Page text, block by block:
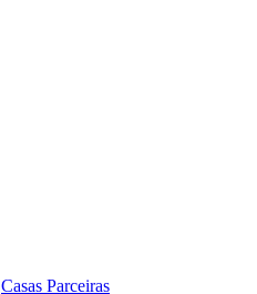
Casas Parceiras